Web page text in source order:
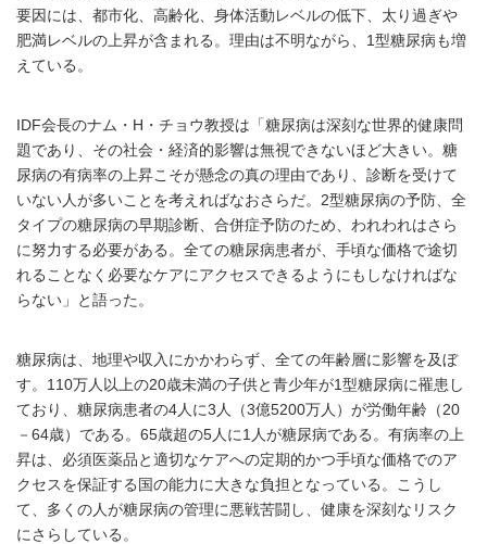
要因には、都市化、高齢化、身体活動レベルの低下、太り過ぎや
肥満レベルの上昇が含まれる。理由は不明ながら、1型糖尿病も増
えている。
IDF会長のナム・H・チョウ教授は「糖尿病は深刻な世界的健康問
題であり、その社会・経済的影響は無視できないほど大きい。糖
尿病の有病率の上昇こそが懸念の真の理由であり、診断を受けて
いない人が多いことを考えればなおさらだ。2型糖尿病の予防、全
タイプの糖尿病の早期診断、合併症予防のため、われわれはさら
に努力する必要がある。全ての糖尿病患者が、手頃な価格で途切
れることなく必要なケアにアクセスできるようにもしなければな
らない」と語った。
糖尿病は、地理や収入にかかわらず、全ての年齢層に影響を及ぼ
す。110万人以上の20歳未満の子供と青少年が1型糖尿病に罹患し
ており、糖尿病患者の4人に3人（3億5200万人）が労働年齢（20
－64歳）である。65歳超の5人に1人が糖尿病である。有病率の上
昇は、必須医薬品と適切なケアへの定期的かつ手頃な価格でのア
クセスを保証する国の能力に大きな負担となっている。こうし
て、多くの人が糖尿病の管理に悪戦苦闘し、健康を深刻なリスク
にさらしている。